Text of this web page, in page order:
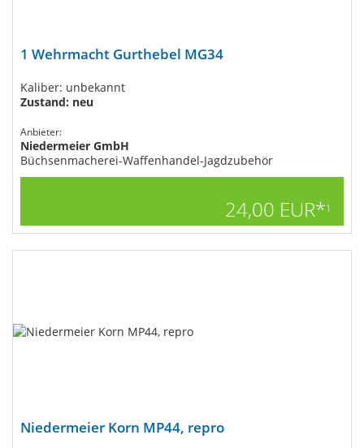
1 Wehrmacht Gurthebel MG34
Kaliber: unbekannt
Zustand: neu
Anbieter:
Niedermeier GmbH
Büchsenmacherei-Waffenhandel-Jagdzubehör
24,00 EUR*1
Niedermeier Korn MP44, repro